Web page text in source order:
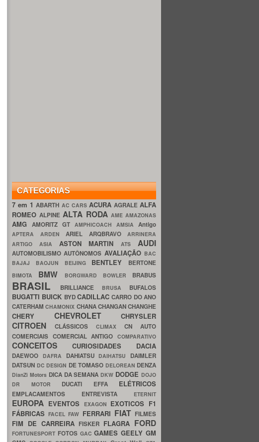
CATEGORIAS
7 em 1ABARTH AC CARS ACURA AGRALE ALFA
ROMEOALPINEALTA RODA AME AMAZONAS
AMG AMORITZ GT AMPHICOACH AMSIA Antigo
APTERA ARDEN ARIEL ARQBRAVO ARRINERA
ARTIGO ASIA ASTON MARTINATS AUDI
AUTOMOBILISMOAUTÔNOMOS AVALIAÇÃO BAC
BAJAJ BAOJUN BEIJING BENTLEY BERTONE
BIMOTA BMW BORGWARD BOWLER BRABUS
BRASIL BRILLIANCE BRUSA BUFALOS
BUGATTI BUICK BYDCADILLACCARRO DO ANO
CATERHAMCHAMONIX CHANACHANGANCHANGHE
CHERY CHEVROLET CHRYSLER
CITROEN CLÁSSICOS CLIMAX CN AUTO
COMERCIAIS COMERCIAL ANTIGOCOMPARATIVO
CONCEITOS CURIOSIDADES DACIA
DAEWOO DAFRA DAHIATSU DAIHATSU DAIMLER
DATSUN DC DESIGN DE TOMASO DELOREAN DENZA
DianZi Motors DICA DA SEMANA DKW DODGE DOJO
DR MOTOR DUCATI EFFA ELÉTRICOS
EMPLACAMENTOS ENTREVISTA ETERNIT
EUROPA EVENTOS EXAGON EXOTICOS F1
FÁBRICASFACELFAW FERRARI FIAT FILMES
FIM DE CARREIRA FISKER FLAGRA FORD
FORTUNESPORT FOTOS GACGAMESGEELYGM